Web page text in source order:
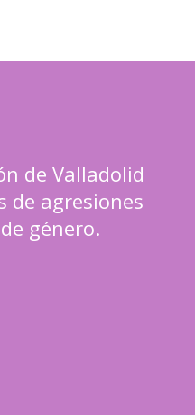
de Valladolid
de agresiones
género.